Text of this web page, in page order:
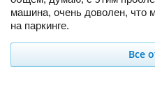
машина, очень доволен, что
на паркинге.
Все